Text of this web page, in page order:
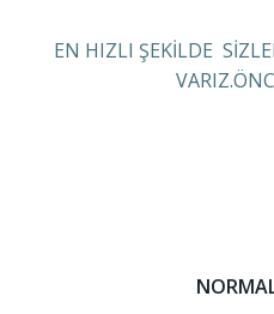
EN HIZLI ŞEKİLDE